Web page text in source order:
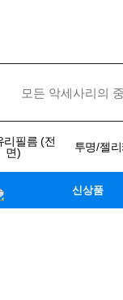
리필름 (전
면)
투명/젤
신상품